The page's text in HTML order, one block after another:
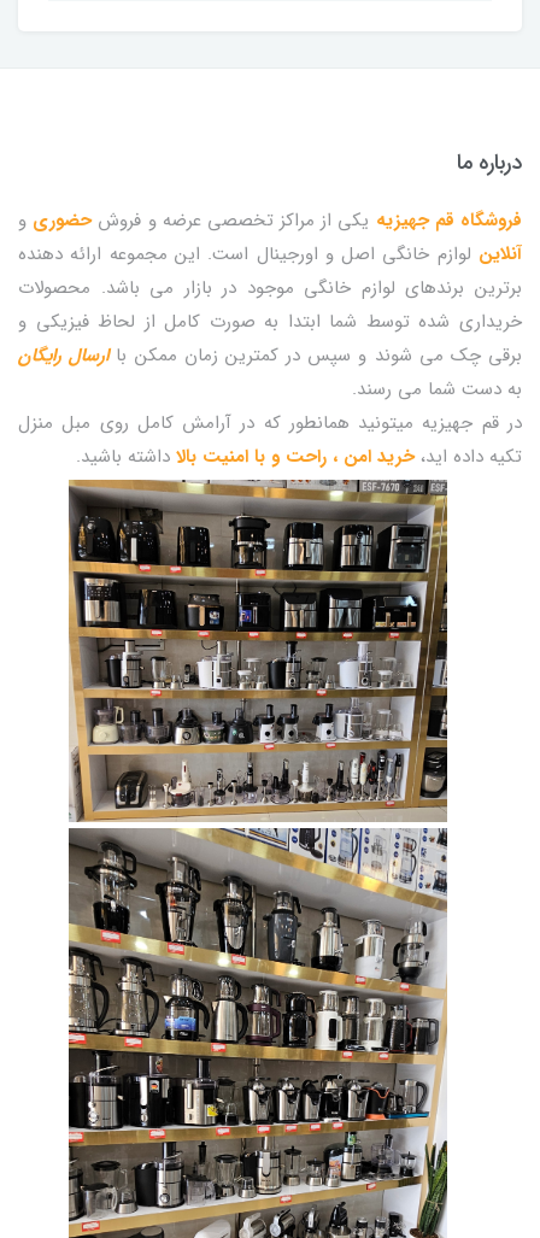
درباره ما
فروشگاه قم جهیزیه یکی از مراکز تخصصی عرضه و فروشحضوری و
آنلاین لوازم خانگی اصل و اورجینال است. این مجموعه ارائه دهنده
برترین برندهای لوازم خانگی موجود در بازار می باشد. محصولات
خریداری شده توسط شما ابتدا به صورت کامل از لحاظ فیزیکی و
برقی چک می شوند و سپس در کمترین زمان ممکن با ارسال رایگان
به دست شما می رسند.
در قم جهیزیه میتونید همانطور که در آرامش کامل روی مبل منزل
تکیه داده اید،خرید امن ، راحت و با امنیت بالا داشته باشید.